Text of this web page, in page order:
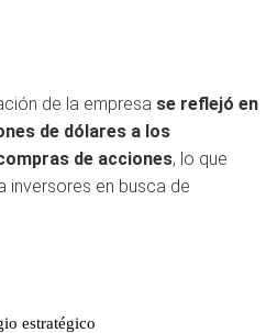
de la empresa se reflejó en
de dólares a los
de acciones, lo que
inversores en busca de
estratégico